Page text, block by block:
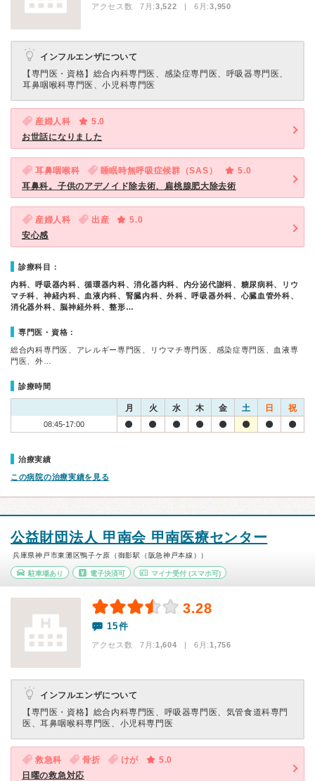
アクセス数 7月:3,522 | 6月:3,950
インフルエンザについて
【専門医・資格】 総合内科専門医、感染症専門医、呼吸器専門医、
耳鼻咽喉科専門医、小児科専門医
産婦人科
5.0
お世話になりました
耳鼻咽喉科 睡眠時無呼吸症候群（SAS）
5.0
耳鼻科。子供のアデノイド除去術、扁桃腺肥大除去術
産婦人科 出産
5.0
安心感
診療科目：
内科、呼吸器内科、循環器内科、消化器内科、内分泌代謝科、糖尿病科、リウ
マチ科、神経内科、血液内科、腎臓内科、外科、呼吸器外科、心臓血管外科、
消化器外科、脳神経外科、整形…
専門医・資格：
総合内科専門医、アレルギー専門医、リウマチ専門医、感染症専門医、血液専
門医、外…
診療時間
月 火 水 木 金 土 日 祝
08:45-17:00
治療実績
この病院の治療実績を見る
公益財団法人 甲南会 甲南医療センター
兵庫県神戸市東灘区鴨子ケ原（御影駅（阪急神戸本線））
駐車場あり 電子決済可 マイナ受付 (スマホ可)
3.28
15件
アクセス数 7月:1,604 | 6月:1,756
インフルエンザについて
【専門医・資格】 総合内科専門医、呼吸器専門医、気管食道科専門
医、耳鼻咽喉科専門医、小児科専門医
救急科 骨折 けが
5.0
日曜の救急対応